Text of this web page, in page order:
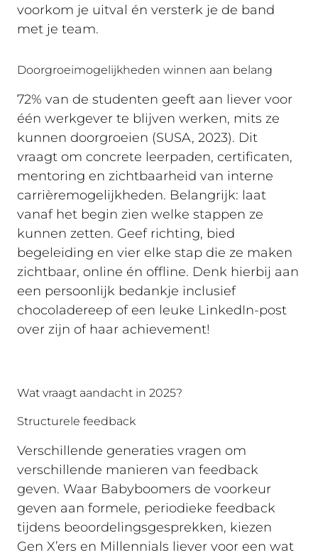
voorkom je uitval én versterk je de band
met je team.
Doorgroeimogelijkheden winnen aan belang
72% van de studenten geeft aan liever voor
één werkgever te blijven werken, mits ze
kunnen doorgroeien (SUSA, 2023). Dit
vraagt om concrete leerpaden, certificaten,
mentoring en zichtbaarheid van interne
carrièremogelijkheden. Belangrijk: laat
vanaf het begin zien welke stappen ze
kunnen zetten. Geef richting, bied
begeleiding en vier elke stap die ze maken
zichtbaar, online én offline. Denk hierbij aan
een persoonlijk bedankje inclusief
chocoladereep of een leuke LinkedIn-post
over zijn of haar achievement!
Wat vraagt aandacht in 2025?
Structurele feedback
Verschillende generaties vragen om
verschillende manieren van feedback
geven. Waar Babyboomers de voorkeur
geven aan formele, periodieke feedback
tijdens beoordelingsgesprekken, kiezen
Gen X’ers en Millennials liever voor een wat